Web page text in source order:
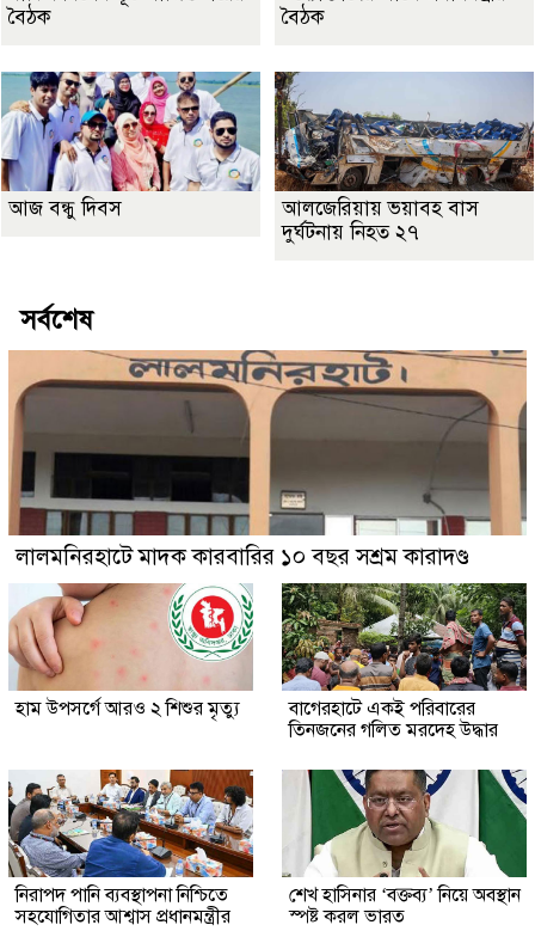
বৈঠক
বৈঠক
আজ বন্ধু দিবস
আলজেরিয়ায় ভয়াবহ বাস
দুর্ঘটনায় নিহত ২৭
সর্বশেষ
লালমনিরহাটে মাদক কারবারির ১০ বছর সশ্রম কারাদণ্ড
হাম উপসর্গে আরও ২ শিশুর মৃত্যু
‎বাগেরহাটে একই পরিবারের
তিনজনের গলিত মরদেহ উদ্ধার
নিরাপদ পানি ব্যবস্থাপনা নিশ্চিতে
সহযোগিতার আশ্বাস প্রধানমন্ত্রীর
শেখ হাসিনার ‘বক্তব্য’ নিয়ে অবস্থান
স্পষ্ট করল ভারত